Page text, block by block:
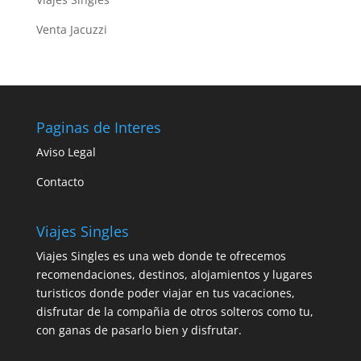
Venta Jacuzzi
Paginas de Interes
Aviso Legal
Contacto
Viajes Singles
Viajes Singles es una web donde te ofrecemos
recomendaciones, destinos, alojamientos y lugares
turisticos donde poder viajar en tus vacaciones,
disfrutar de la compañia de otros solteros como tu,
con ganas de pasarlo bien y disfrutar.